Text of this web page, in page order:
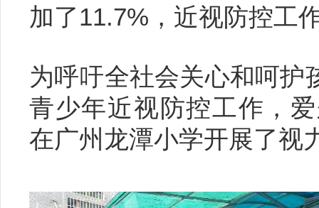
加了11.7%，近视防控工
为呼吁全社会关心和呵护
青少年近视防控工作，
在广州龙潭小学开展了视